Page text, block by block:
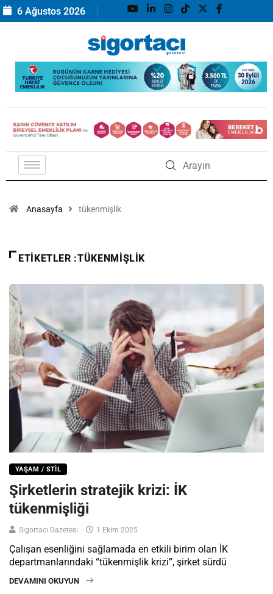
6 Ağustos 2026
Anasayfa tükenmişlik
ETIKETLER :TÜKENMIŞLIK
YAŞAM / STIL
Şirketlerin stratejik krizi: İK
tükenmişliği
Sigortacı Gazetesi 1 Ekim 2025
Çalışan esenliğini sağlamada en etkili birim olan İK
departmanlarındaki “tükenmişlik krizi”, şirket sürdü
DEVAMINI OKUYUN